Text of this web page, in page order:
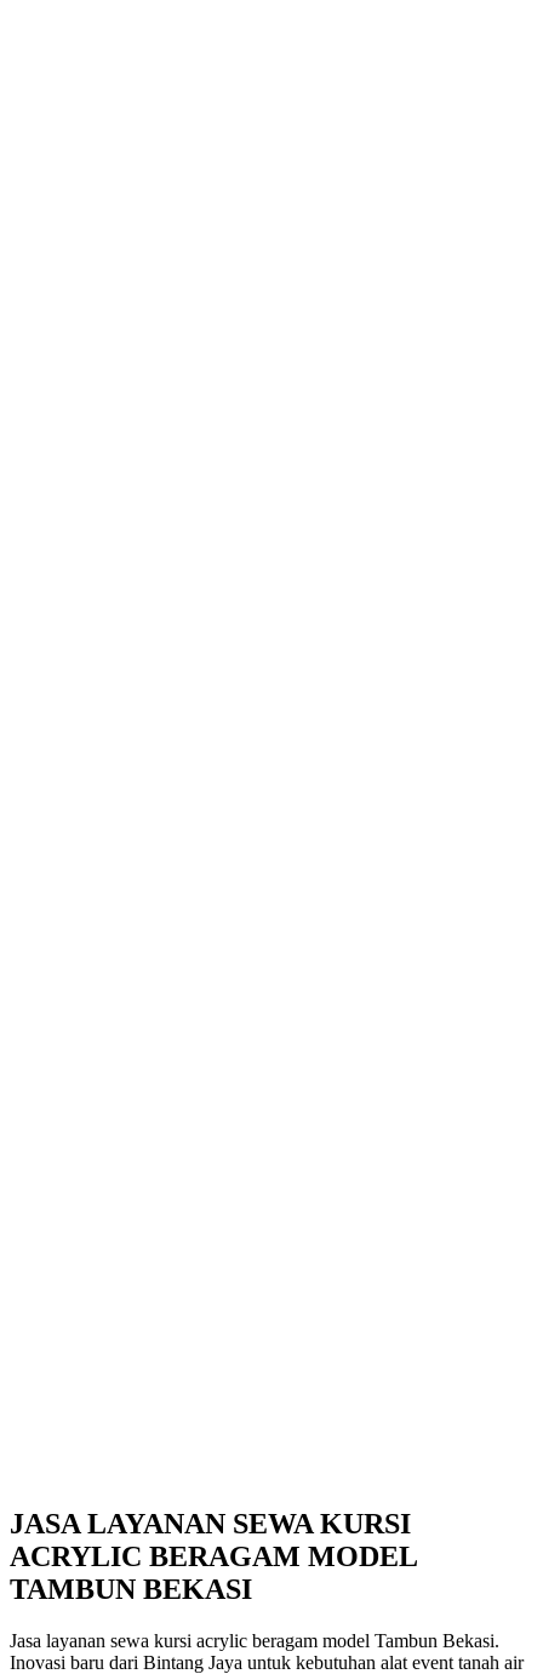
JASA LAYANAN SEWA KURSI
ACRYLIC BERAGAM MODEL
TAMBUN BEKASI
Jasa layanan sewa kursi acrylic beragam model Tambun Bekasi.
Inovasi baru dari Bintang Jaya untuk kebutuhan alat event tanah air